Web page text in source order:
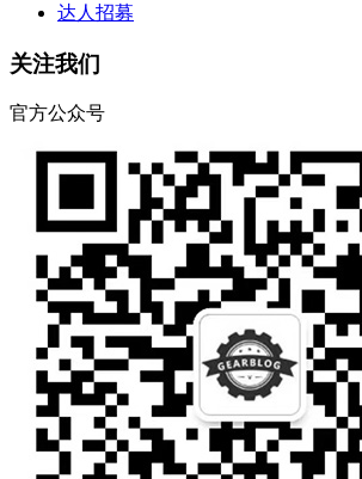
达人招募
关注我们
官方公众号